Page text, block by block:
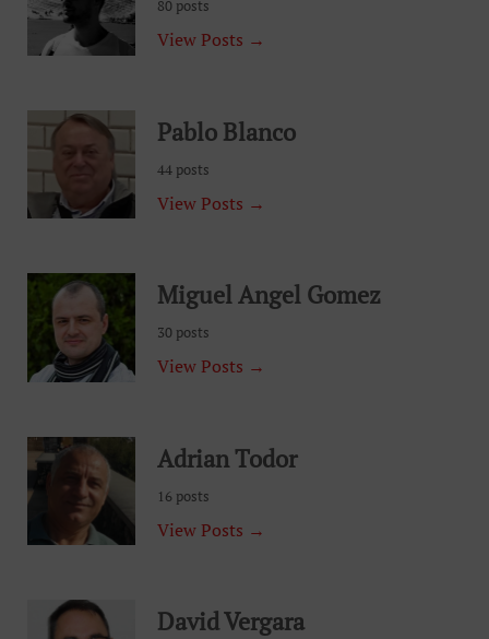
80 posts
View Posts →
Pablo Blanco
44 posts
View Posts →
Miguel Angel Gomez
30 posts
View Posts →
Adrian Todor
16 posts
View Posts →
David Vergara